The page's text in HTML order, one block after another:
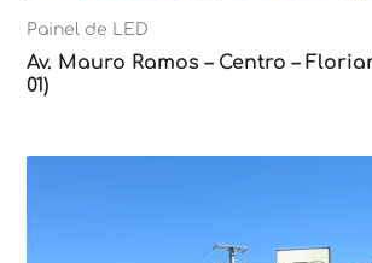
Painel de LED
Av. Mauro Ramos – Centro –
01)